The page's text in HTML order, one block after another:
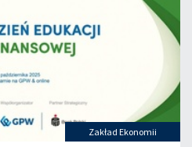
Zakład Ekonomii